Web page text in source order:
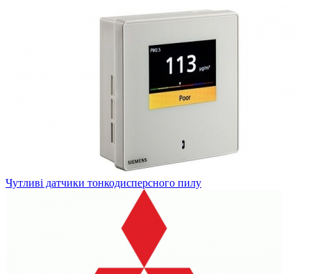
Чутливі датчики тонкодисперсного пилу